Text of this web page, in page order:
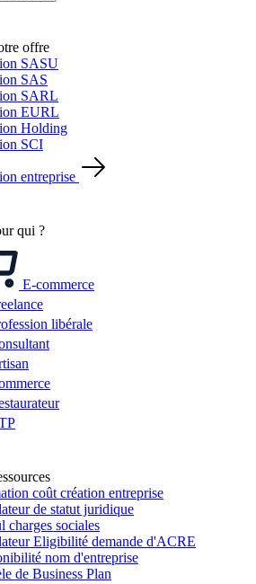
offre
SASU
SAS
SARL
EURL
Holding
SCI
entreprise
qui ?
E-commerce
libérale
coût création entreprise
de statut juridique
charges sociales
Eligibilité demande d'ACRE
nom d'entreprise
de Business Plan